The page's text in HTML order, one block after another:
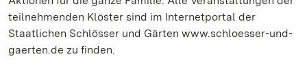
teilnehmenden Klöster sind im Internetportal der
Staatlichen Schlösser und Gärten www.schloesser-und-
gaerten.de zu finden.